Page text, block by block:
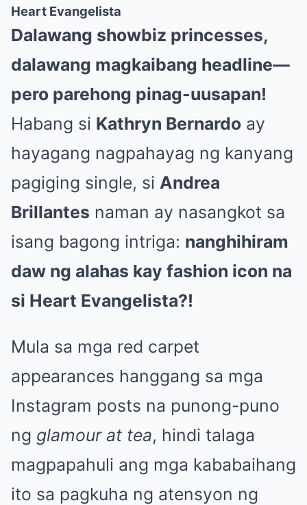
Heart Evangelista
Dalawang showbiz princesses,
dalawang magkaibang headline—
pero parehong pinag-uusapan!
Habang si Kathryn Bernardo ay
hayagang nagpahayag ng kanyang
pagiging single, si Andrea
Brillantes naman ay nasangkot sa
isang bagong intriga: nanghihiram
daw ng alahas kay fashion icon na
si Heart Evangelista?!
Mula sa mga red carpet
appearances hanggang sa mga
Instagram posts na punong-puno
ng glamour at tea, hindi talaga
magpapahuli ang mga kababaihang
ito sa pagkuha ng atensyon ng